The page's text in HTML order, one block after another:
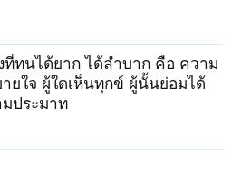
ทนได้ยาก ได้ลำบาก คือ ความ
ยใจ ผู้ใดเห็นทุกข์ ผู้นั้นย่อมได้
ประมาท